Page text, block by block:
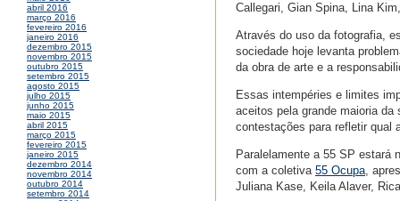
abril 2016
março 2016
fevereiro 2016
janeiro 2016
dezembro 2015
novembro 2015
outubro 2015
setembro 2015
agosto 2015
julho 2015
junho 2015
maio 2015
abril 2015
março 2015
fevereiro 2015
janeiro 2015
dezembro 2014
novembro 2014
outubro 2014
setembro 2014
Callegari, Gian Spina, Lina
Através do uso da fotografia,
sociedade hoje levanta
da obra de arte e a
Essas intempéries e limites
aceitos pela grande maioria
contestações para refletir qual
Paralelamente a 55 SP estará
com a coletiva 55 Ocupa,
Juliana Kase, Keila Alaver,